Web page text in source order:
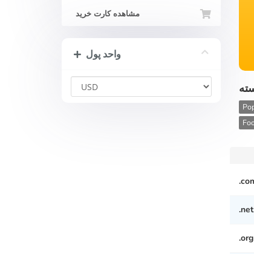
مشاهده کارت خرید
واحد پول
.net
.org